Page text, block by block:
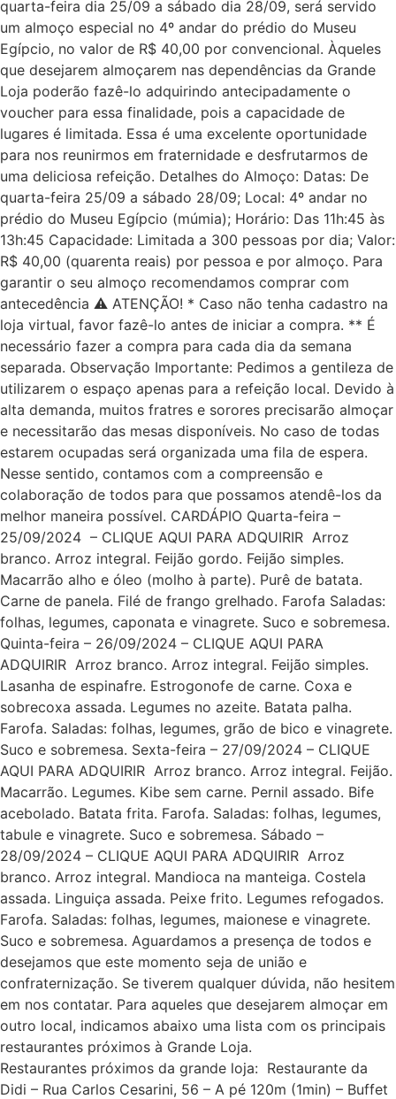
quarta-feira dia 25/09 a sábado dia 28/09, será servido
um almoço especial no 4º andar do prédio do Museu
Egípcio, no valor de R$ 40,00 por convencional. Àqueles
que desejarem almoçarem nas dependências da Grande
Loja poderão fazê-lo adquirindo antecipadamente o
voucher para essa finalidade, pois a capacidade de
lugares é limitada. Essa é uma excelente oportunidade
para nos reunirmos em fraternidade e desfrutarmos de
uma deliciosa refeição. Detalhes do Almoço: Datas: De
quarta-feira 25/09 a sábado 28/09; Local: 4º andar no
prédio do Museu Egípcio (múmia); Horário: Das 11h:45 às
13h:45 Capacidade: Limitada a 300 pessoas por dia; Valor:
R$ 40,00 (quarenta reais) por pessoa e por almoço. Para
garantir o seu almoço recomendamos comprar com
antecedência ⚠️ ATENÇÃO! * Caso não tenha cadastro na
loja virtual, favor fazê-lo antes de iniciar a compra. ** É
necessário fazer a compra para cada dia da semana
separada. Observação Importante: Pedimos a gentileza de
utilizarem o espaço apenas para a refeição local. Devido à
alta demanda, muitos fratres e sorores precisarão almoçar
e necessitarão das mesas disponíveis. No caso de todas
estarem ocupadas será organizada uma fila de espera.
Nesse sentido, contamos com a compreensão e
colaboração de todos para que possamos atendê-los da
melhor maneira possível. CARDÁPIO Quarta-feira –
25/09/2024 – CLIQUE AQUI PARA ADQUIRIR Arroz
branco. Arroz integral. Feijão gordo. Feijão simples.
Macarrão alho e óleo (molho à parte). Purê de batata.
Carne de panela. Filé de frango grelhado. Farofa Saladas:
folhas, legumes, caponata e vinagrete. Suco e sobremesa.
Quinta-feira – 26/09/2024 – CLIQUE AQUI PARA
ADQUIRIR Arroz branco. Arroz integral. Feijão simples.
Lasanha de espinafre. Estrogonofe de carne. Coxa e
sobrecoxa assada. Legumes no azeite. Batata palha.
Farofa. Saladas: folhas, legumes, grão de bico e vinagrete.
Suco e sobremesa. Sexta-feira – 27/09/2024 – CLIQUE
AQUI PARA ADQUIRIR Arroz branco. Arroz integral. Feijão.
Macarrão. Legumes. Kibe sem carne. Pernil assado. Bife
acebolado. Batata frita. Farofa. Saladas: folhas, legumes,
tabule e vinagrete. Suco e sobremesa. Sábado –
28/09/2024 – CLIQUE AQUI PARA ADQUIRIR Arroz
branco. Arroz integral. Mandioca na manteiga. Costela
assada. Linguiça assada. Peixe frito. Legumes refogados.
Farofa. Saladas: folhas, legumes, maionese e vinagrete.
Suco e sobremesa. Aguardamos a presença de todos e
desejamos que este momento seja de união e
confraternização. Se tiverem qualquer dúvida, não hesitem
em nos contatar. Para aqueles que desejarem almoçar em
outro local, indicamos abaixo uma lista com os principais
restaurantes próximos à Grande Loja.
Restaurantes próximos da grande loja: Restaurante da
Didi – Rua Carlos Cesarini, 56 – A pé 120m (1min) – Buffet